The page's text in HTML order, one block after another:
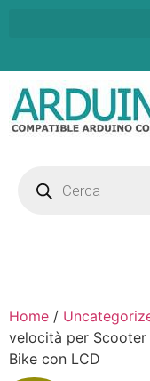
Home /
velocità per
Bike con LCD